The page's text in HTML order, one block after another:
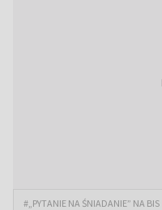
#„PYTANIE NA ŚNIADANIE” NA BIS